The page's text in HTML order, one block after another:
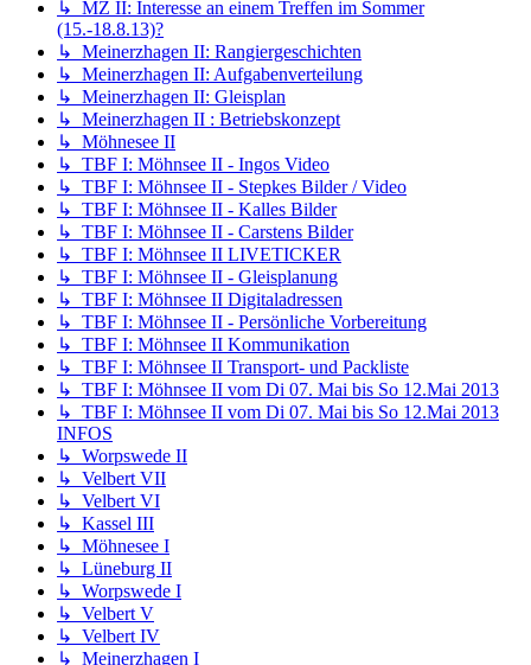
↳ MZ II: Interesse an einem Treffen im Sommer
(15.-18.8.13)?
↳ Meinerzhagen II: Rangiergeschichten
↳ Meinerzhagen II: Aufgabenverteilung
↳ Meinerzhagen II: Gleisplan
↳ Meinerzhagen II : Betriebskonzept
↳ Möhnesee II
↳ TBF I: Möhnsee II - Ingos Video
↳ TBF I: Möhnsee II - Stepkes Bilder / Video
↳ TBF I: Möhnsee II - Kalles Bilder
↳ TBF I: Möhnsee II - Carstens Bilder
↳ TBF I: Möhnsee II LIVETICKER
↳ TBF I: Möhnsee II - Gleisplanung
↳ TBF I: Möhnsee II Digitaladressen
↳ TBF I: Möhnsee II - Persönliche Vorbereitung
↳ TBF I: Möhnsee II Kommunikation
↳ TBF I: Möhnsee II Transport- und Packliste
↳ TBF I: Möhnsee II vom Di 07. Mai bis So 12.Mai 2013
↳ TBF I: Möhnsee II vom Di 07. Mai bis So 12.Mai 2013
INFOS
↳ Worpswede II
↳ Velbert VII
↳ Velbert VI
↳ Kassel III
↳ Möhnesee I
↳ Lüneburg II
↳ Worpswede I
↳ Velbert V
↳ Velbert IV
↳ Meinerzhagen I